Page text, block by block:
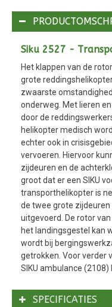
Siku 2527 -
Het klappen van de
grote
zwaarste
onderweg. Met lieren
door de
helikopter medisch
echter ook in
vervoeren. Hiervoor
zijdeuren en de
groot dat er een SIKU
transporthelikopter is
de twee grote
uitgevoerd. De rotor
het landingsgestel kan
wordt bij
getrokken. Voor verder
SIKU ambulance (2108)
SPECIFICATIES